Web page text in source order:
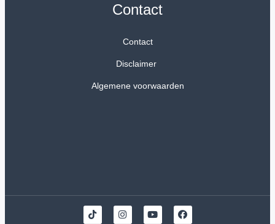
Contact
Contact
Disclaimer
Algemene voorwaarden